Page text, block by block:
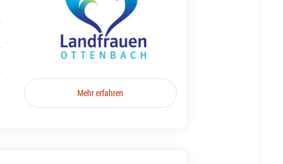
Mehr erfahren